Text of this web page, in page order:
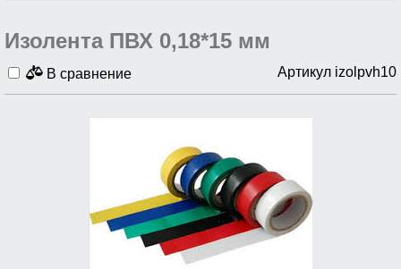
Изолента ПВХ 0,18*15 мм
В сравнение Артикул izolpvh10